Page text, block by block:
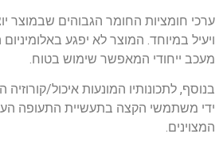
ערכי חומציות החומר הגבוהים שבמוצר
ויעיל במיוחד. המוצר לא יפגע
מעכב ייחודי המאפשר שימוש בטוח.
בנוסף, לתכונותיו המונעות איכול/
ידי משתמשי הקצה בתעשיית התעופה
המצוינים.